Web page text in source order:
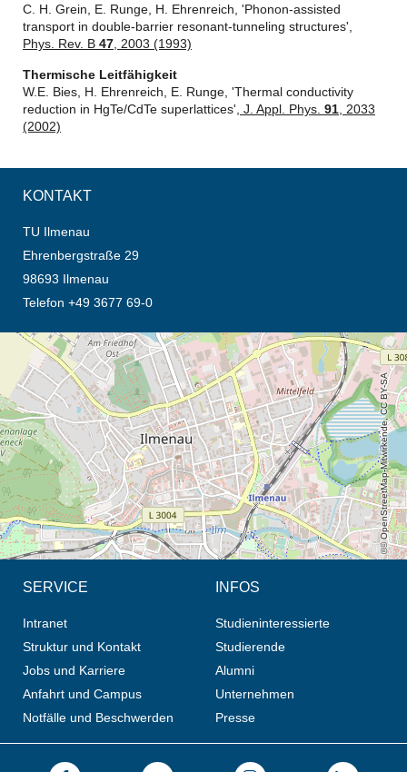
C. H. Grein, E. Runge, H. Ehrenreich, 'Phonon-assisted
transport in double-barrier resonant-tunneling structures',
Phys. Rev. B 47 , 2003 (1993)
Thermische Leitfähigkeit
W.E. Bies, H. Ehrenreich, E. Runge, 'Thermal conductivity
reduction in HgTe/CdTe superlattices', J. Appl. Phys. 91 , 2033
(2002)
KONTAKT
TU Ilmenau
Ehrenbergstraße 29
98693 Ilmenau
Telefon +49 3677 69-0
Öffnet die Anfahrtsbeschreibung in neuem Tab (Karte)
© OpenStreetMap-Mitwirkende, CC BY-SA
SERVICE
Intranet
Struktur und Kontakt
Jobs und Karriere
Anfahrt und Campus
Notfälle und Beschwerden
INFOS
Studieninteressierte
Studierende
Alumni
Unternehmen
Presse